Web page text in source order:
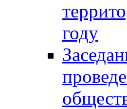
году